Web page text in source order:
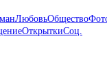
ЛюбовьОбщество
ОткрыткиСоц.